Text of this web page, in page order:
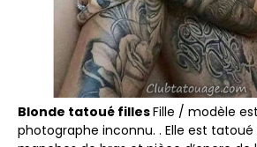
Blonde tatoué fillesFille / modèle
photographe inconnu. . Elle est